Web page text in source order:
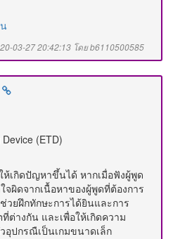
03-27 20:42:13 โดย b6110500585
(ETD)
เกิดปัญหาขึ้นได้ หากเมื่อฟังผู้พูด
จผิดจากเนื้อหาของผู้พูดที่ต้องการ
วยฝึกทักษะการได้ยินและการ
ต่างกัน และเพื่อให้เกิดความ
อุปกรณืเป็นเกมขนาดเล็ก